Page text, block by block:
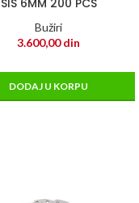
SIS 6MM 200 PCS
Bužiri
3.600,00din
DODAJ U KORPU